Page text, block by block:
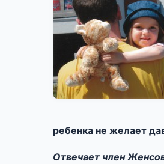
ребенка не желает
Отвечает член